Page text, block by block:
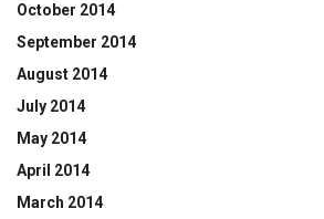
October 2014
September 2014
August 2014
July 2014
May 2014
April 2014
March 2014